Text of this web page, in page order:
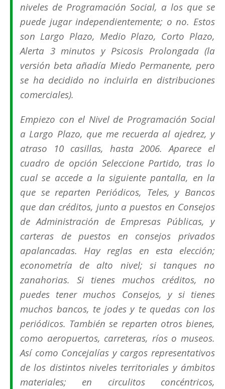
niveles de Programación Social, a los que se
puede jugar independientemente; o no. Estos
son Largo Plazo, Medio Plazo, Corto Plazo,
Alerta 3 minutos y Psicosis Prolongada (la
versión beta añadía Miedo Permanente, pero
se ha decidido no incluirla en distribuciones
comerciales).
Empiezo con el Nivel de Programación Social
a Largo Plazo, que me recuerda al ajedrez, y
atraso 10 casillas, hasta 2006. Aparece el
cuadro de opción Seleccione Partido, tras lo
cual se accede a la siguiente pantalla, en la
que se reparten Periódicos, Teles, y Bancos
que dan créditos, junto a puestos en Consejos
de Administración de Empresas Públicas, y
carteras de puestos en consejos privados
apalancadas. Hay reglas en esta elección;
econometría de alto nivel; si tanques no
zanahorias. Si tienes muchos créditos, no
puedes tener muchos Consejos, y si tienes
muchos bancos, te jodes y te quedas con los
periódicos. También se reparten otros bienes,
como aeropuertos, carreteras, ríos o museos.
Así como Concejalías y cargos representativos
de los distintos niveles territoriales y ámbitos
materiales; en circulitos concéntricos,